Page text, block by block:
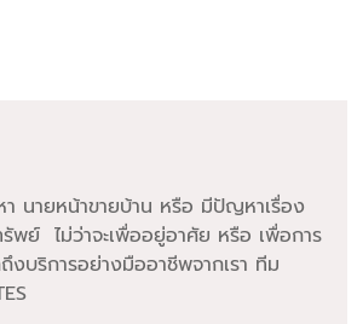
นายหน้าขายบ้าน หรือ มีปัญหาเรื่อง
พย์ ไม่ว่าจะเพื่ออยู่อาศัย หรือ เพื่อการ
บริการอย่างมืออาชีพจากเรา ทีม